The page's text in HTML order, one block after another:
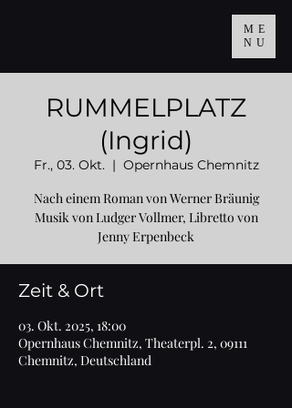
ME
NU
RUMMELPLATZ
(Ingrid)
Fr., 03. Okt.
  |
Opernhaus Chemnitz
Nach einem Roman von Werner Bräunig
Musik von Ludger Vollmer, Libretto von
Jenny Erpenbeck
Zeit & Ort
03. Okt. 2025, 18:00
Opernhaus Chemnitz, Theaterpl. 2, 09111
Chemnitz, Deutschland